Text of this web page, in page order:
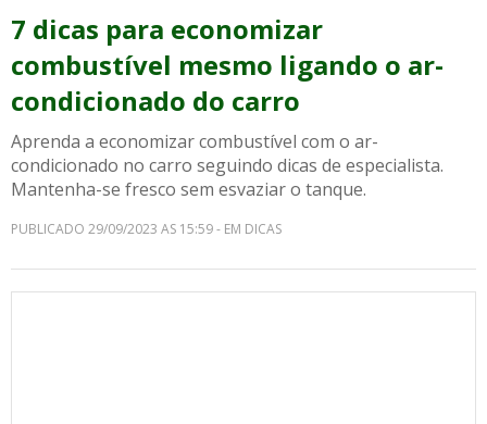
7 dicas para economizar
combustível mesmo ligando o ar-
condicionado do carro
Aprenda a economizar combustível com o ar-
condicionado no carro seguindo dicas de especialista.
Mantenha-se fresco sem esvaziar o tanque.
PUBLICADO 29/09/2023 AS 15:59 - EM DICAS